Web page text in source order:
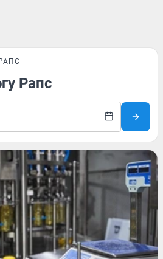
РАПС
Рапс